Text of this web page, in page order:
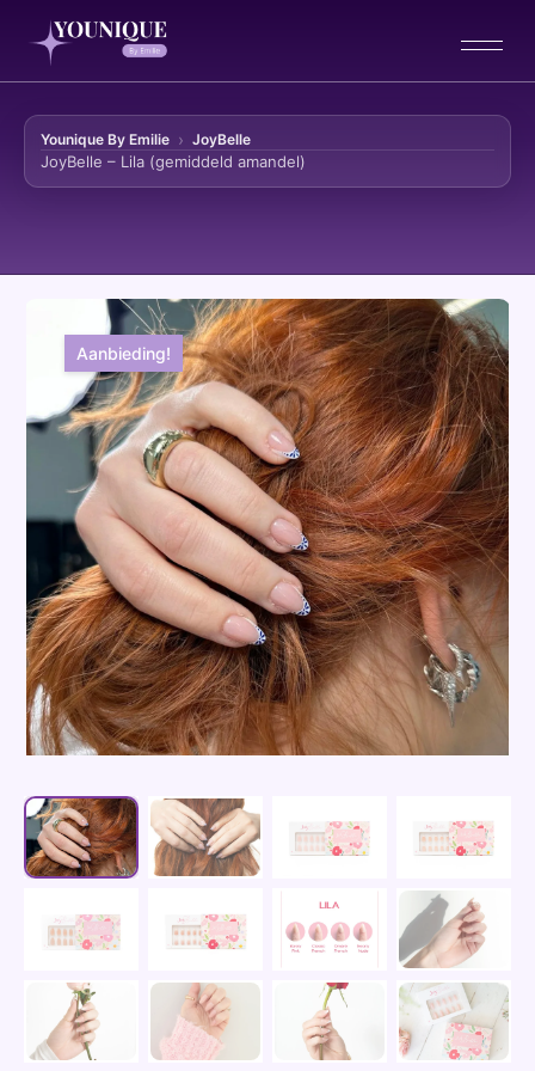
Younique By Emilie JoyBelle
JoyBelle – Lila (gemiddeld amandel)
Ga naar de inhoud
Aanbieding!